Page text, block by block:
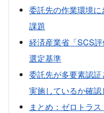
委託先の​作業環境
課題
経済産業省​「SCS
選定基準
委託先が​多要素認
実施しているか​確認
まとめ：ゼロトラ